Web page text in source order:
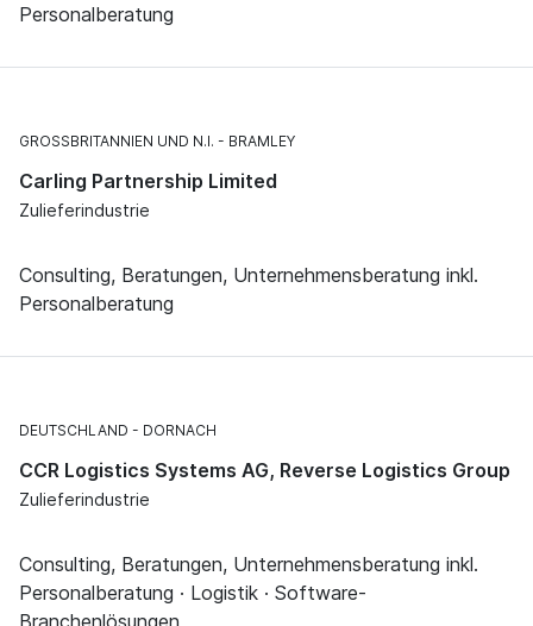
Personalberatung
GROSSBRITANNIEN UND N.I. BRAMLEY
Carling Partnership Limited
Zulieferindustrie
Consulting, Beratungen, Unternehmensberatung inkl.
Personalberatung
DEUTSCHLAND DORNACH
CCR Logistics Systems AG, Reverse Logistics Group
Zulieferindustrie
Consulting, Beratungen, Unternehmensberatung inkl.
Personalberatung · Logistik · Software-